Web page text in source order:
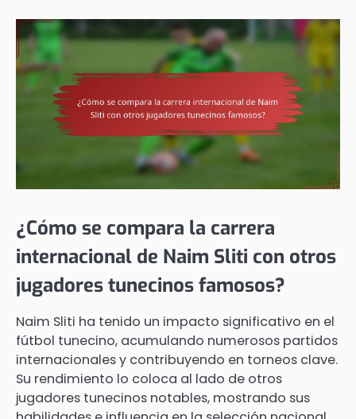
¿Cómo se compara la carrera
internacional de Naim Sliti con otros
jugadores tunecinos famosos?
Naim Sliti ha tenido un impacto significativo en el
fútbol tunecino, acumulando numerosos partidos
internacionales y contribuyendo en torneos clave.
Su rendimiento lo coloca al lado de otros
jugadores tunecinos notables, mostrando sus